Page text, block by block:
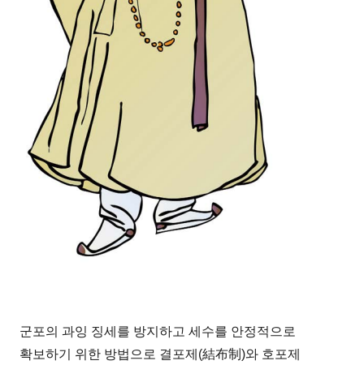
군포의 과잉 징세를 방지하고 세수를 안정적으로
확보하기 위한 방법으로 결포제(結布制)와 호포제